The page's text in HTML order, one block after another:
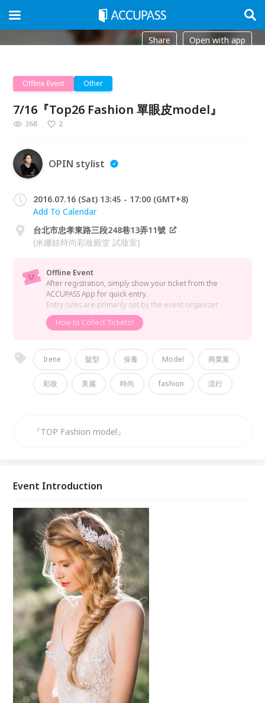
Share Open with app
Offline Event Other
7/16『Top26 Fashion 單眼皮model』
368 2
OPIN stylist
2016.07.16 (Sat) 13:45 - 17:00 (GMT+8)
Add To Calendar
台北市忠孝東路三段248巷13弄11號
(米娜娃時尚彩妝殿堂 試妝室)
Offline Event
After registration, simply show your ticket from the
ACCUPASS App for quick entry.
Entry rules are primarily set by the event organizer.
How to Collect Tickets?
Irene 髮型 保養 Model 商業案
彩妝 美麗 時尚 fashion 流行
『TOP Fashion model』
Event Introduction